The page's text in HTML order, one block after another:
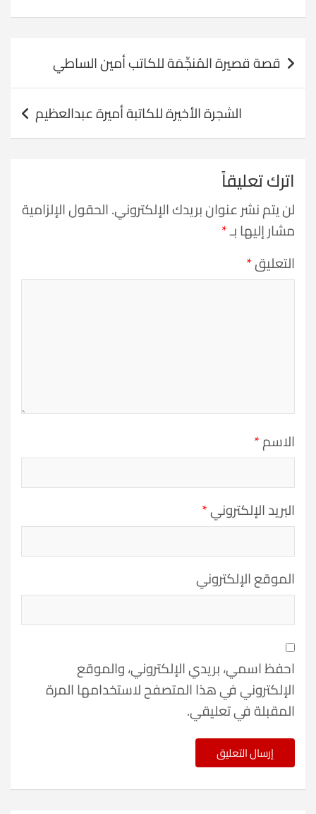
المقالات
قصة قصيرة المُنجِّمَة للكاتب أمين الساطي
الشجرة الأخيرة للكاتبة أميرة عبدالعظيم
اترك تعليقاً
لن يتم نشر عنوان بريدك الإلكتروني.الحقول الإلزامية
مشار إليها بـ*
التعليق*
الاسم*
البريد الإلكتروني*
الموقع الإلكتروني
احفظ اسمي، بريدي الإلكتروني، والموقع
الإلكتروني في هذا المتصفح لاستخدامها المرة
المقبلة في تعليقي.